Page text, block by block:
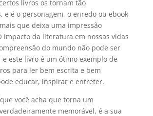
livros os tornam tão
e é o personagem, o enredo ou ebook
que deixa uma impressão
impacto da literatura em nossas vidas
do mundo não pode ser
e este livro é um ótimo exemplo de
para ler bem escrita e bem
educar, inspirar e entreter.
você acha que torna um
memorável, é a sua